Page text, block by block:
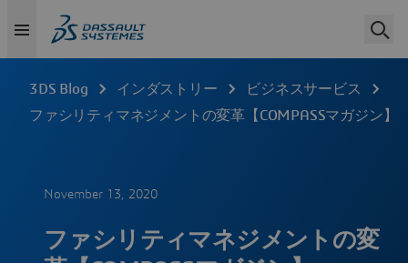
3DS Blog インダストリー
ビジネスサービス
ファシリティマネジメントの変革【COMPASSマガジン】
November 13, 2020
ファシリティマネジメントの変